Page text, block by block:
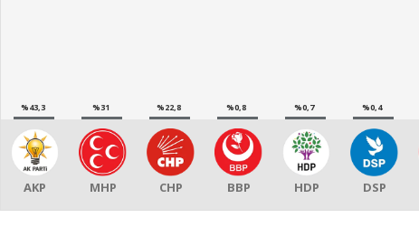
%43,3
AKP
%31
MHP
%22,8
CHP
%0,8
BBP
%0,7
HDP
%0,4
DSP